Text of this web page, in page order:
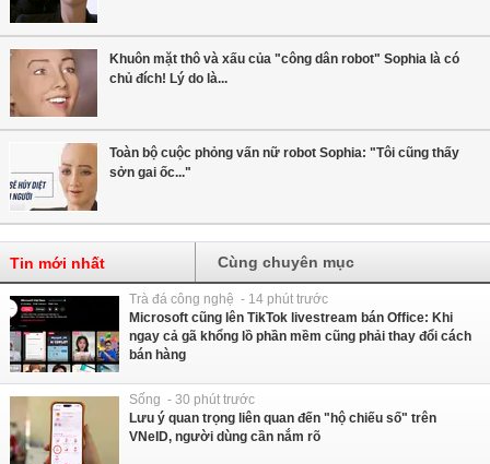
Khuôn mặt thô và xấu của "công dân robot" Sophia là có
chủ đích! Lý do là...
Toàn bộ cuộc phỏng vấn nữ robot Sophia: "Tôi cũng thấy
sởn gai ốc..."
Tin mới nhất Cùng chuyên mục
Trà đá công nghệ - 14 phút trước
Microsoft cũng lên TikTok livestream bán Office: Khi
ngay cả gã khổng lồ phần mềm cũng phải thay đổi cách
bán hàng
Sống - 30 phút trước
Lưu ý quan trọng liên quan đến "hộ chiếu số" trên
VNeID, người dùng cần nắm rõ